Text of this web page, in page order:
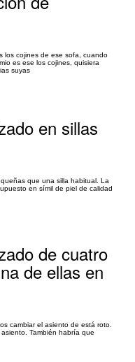
los cojines de ese sofa, cuando
es ese los cojines, quisiera
suyas
en sillas
que una silla habitual. La
en símil de piel de calidad
de cuatro
de ellas en
cambiar el asiento de está roto.
También habría que